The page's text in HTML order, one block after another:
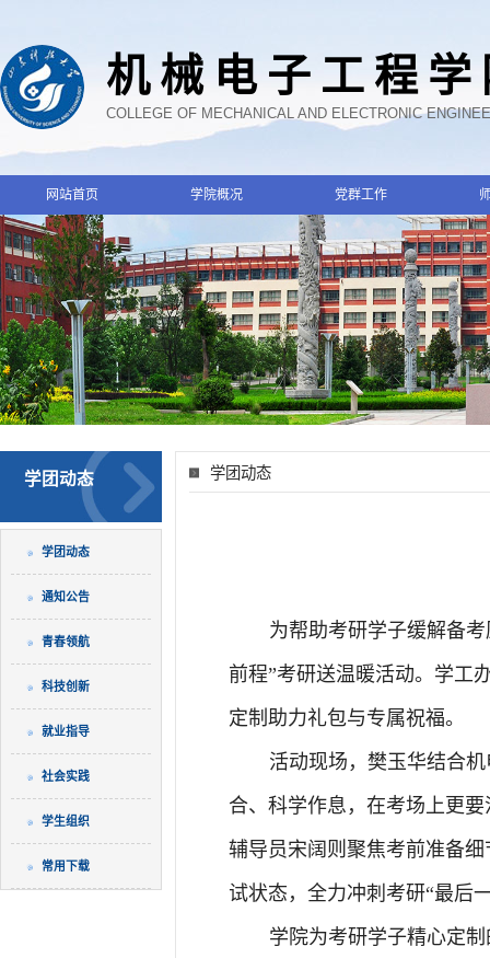
机械电子工程
COLLEGE OF MECHANICAL AND ELECTRONIC
网站首页 学院概况 党群工作
学团动态
学团动态
通知公告
青春领航
科技创新
就业指导
社会实践
学生组织
常用下载
学团动态
为帮助考研学子缓解备
前程”考研送温暖活动。学工
定制助力礼包与专属祝福。
活动现场，樊玉华结合
合、科学作息，在考场上更
辅导员宋阔则聚焦考前准备
试状态，全力冲刺考研“最后
学院为考研学子精心定